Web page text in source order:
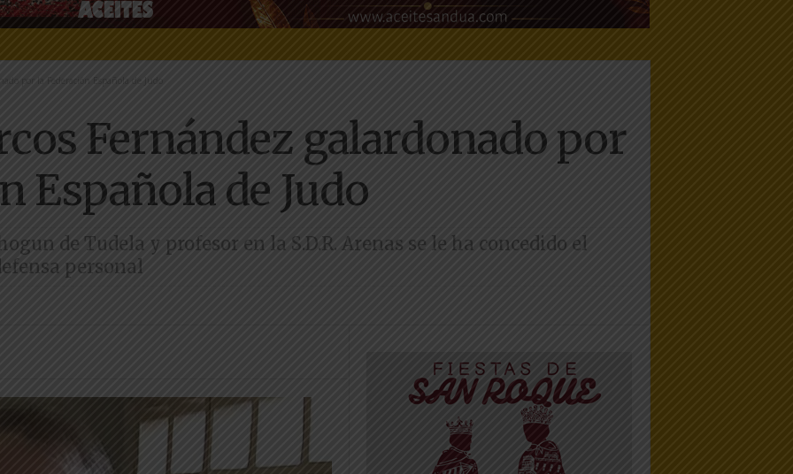
por la Federación Española de Judo
Fernández galardonado por
Española de Judo
de Tudela y profesor en la S.D.R. Arenas se le ha concedido el
personal